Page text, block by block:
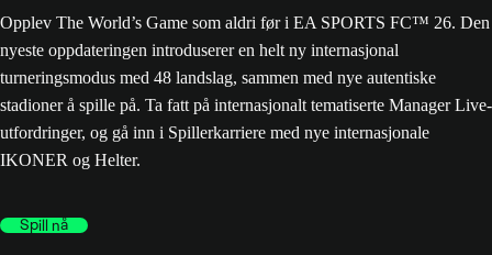
Opplev The World’s Game som aldri før i EA SPORTS FC™ 26. Den
nyeste oppdateringen introduserer en helt ny internasjonal
turneringsmodus med 48 landslag, sammen med nye autentiske
stadioner å spille på. Ta fatt på internasjonalt tematiserte Manager Live-
utfordringer, og gå inn i Spillerkarriere med nye internasjonale
IKONER og Helter.
Spill nå